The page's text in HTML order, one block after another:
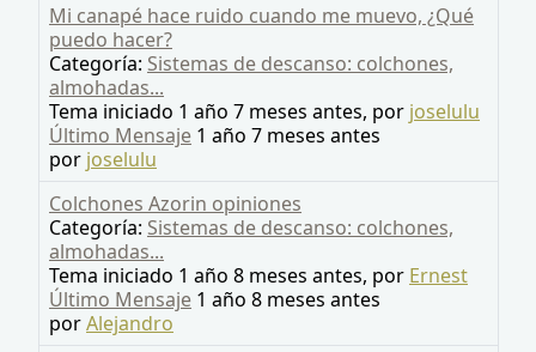
Mi canapé hace ruido cuando me muevo, ¿Qué
puedo hacer?
Categoría: Sistemas de descanso: colchones,
almohadas...
Tema iniciado 1 año 7 meses antes, por joselulu
Último Mensaje 1 año 7 meses antes
por joselulu
Colchones Azorin opiniones
Categoría: Sistemas de descanso: colchones,
almohadas...
Tema iniciado 1 año 8 meses antes, por Ernest
Último Mensaje 1 año 8 meses antes
porAlejandro